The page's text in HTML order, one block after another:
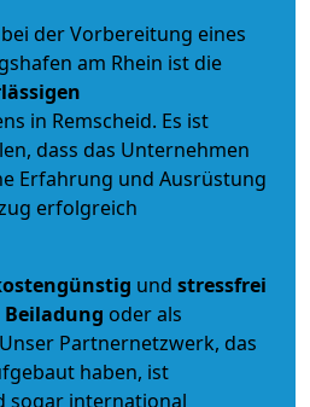
der Vorbereitung eines
am Rhein ist die
in Remscheid. Es ist
dass das Unternehmen
Erfahrung und Ausrüstung
erfolgreich
und stressfrei
Beiladung oder als
Partnernetzwerk, das
haben, ist
sogar international